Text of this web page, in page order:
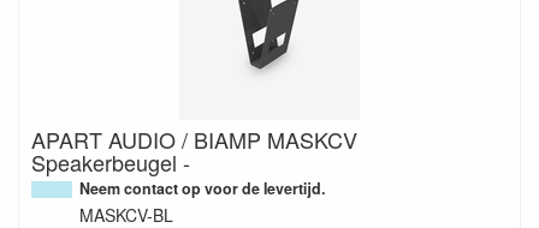
APART AUDIO / BIAMP MASKCV
Speakerbeugel -
Neem contact op voor de levertijd.
MASKCV-BL